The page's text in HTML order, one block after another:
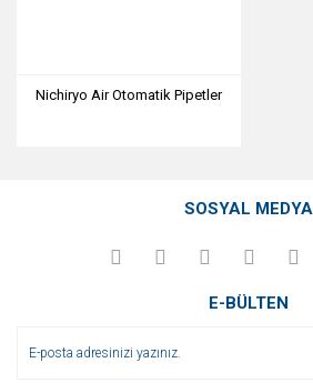
Nichiryo Air Otomatik Pipetler
SOSYAL MEDYA
E-BÜLTEN